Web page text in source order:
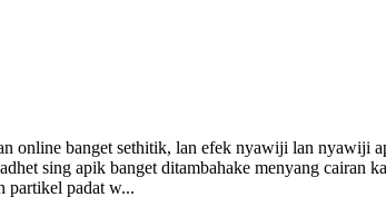
online banget sethitik, lan efek nyawiji lan nyawiji
sing apik banget ditambahake menyang
partikel padat w...